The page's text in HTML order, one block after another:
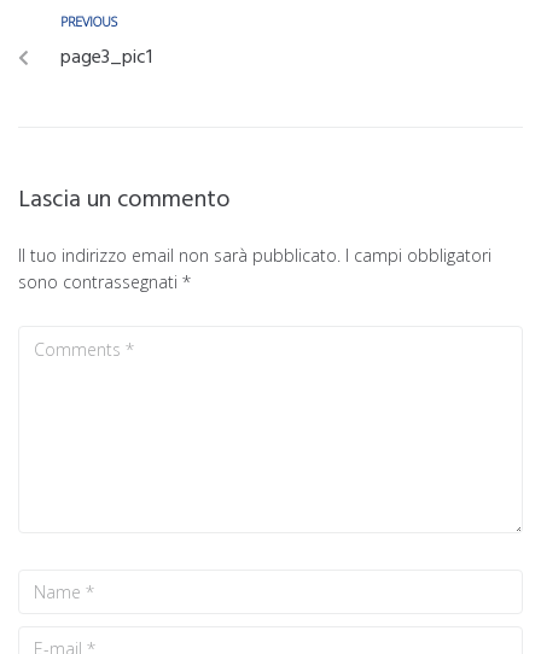
PREVIOUS
page3_pic1
Lascia un commento
Il tuo indirizzo email non sarà pubblicato. I campi obbligatori
sono contrassegnati *